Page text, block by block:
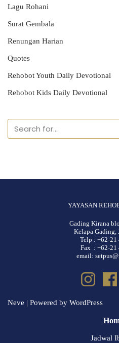
Lagu Rohani
Surat Gembala
Renungan Harian
Quotes
Rehobot Youth Daily Devotional
Rehobot Kids Daily Devotional
YAYASAN
Gading Kirana
Kelapa Gading,
Telp : +62-21
Fax : +62-21
email:
Neve | Powered by WordPress
Jadwal